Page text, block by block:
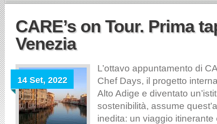
CARE’s on Tour. Prima
Venezia
14 Set, 2022
L’ottavo appuntamento di
Chef Days, il progetto
Alto Adige e diventato
sostenibilità, assume
inedita: un viaggio